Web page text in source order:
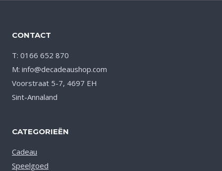
CONTACT
T: 0166 652 870
M: info@decadeaushop.com
Voorstraat 5-7, 4697 EH
Sint-Annaland
CATEGORIEËN
Cadeau
Speelgoed